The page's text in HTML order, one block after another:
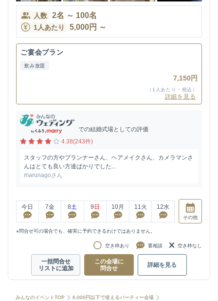
人数 2名 ～ 100名
1人あたり 5,000円 ～
ご宴会プラン
飲み放題
7,150円
（1人あたり・税込）
詳細を見る
での結婚式場としての評価
4.38(243件)
スタッフの方やプランナーさん、ヘアメイクさん、カメラマンさ
んはとても良い方達ばかりでした...
marunagoさん
今日 7金 8土 9 日 10月 11 火 12水
その他
※問合せ可の場合でも、確実に予約できるわけではありません。
空き枠あり 要相談 空き枠なし
一括問合せ
リストに追加
この会場に
問合せ
詳細を見る
みんなのイベントTOP
6,000円以下で使えるパーティー会場